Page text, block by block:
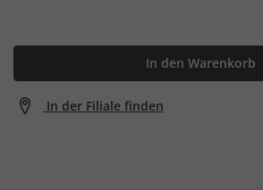
In den Warenkorb
In der Filiale finden